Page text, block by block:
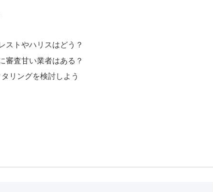
ストやハリスはどう？
審査甘い業者はある？
リングを検討しよう